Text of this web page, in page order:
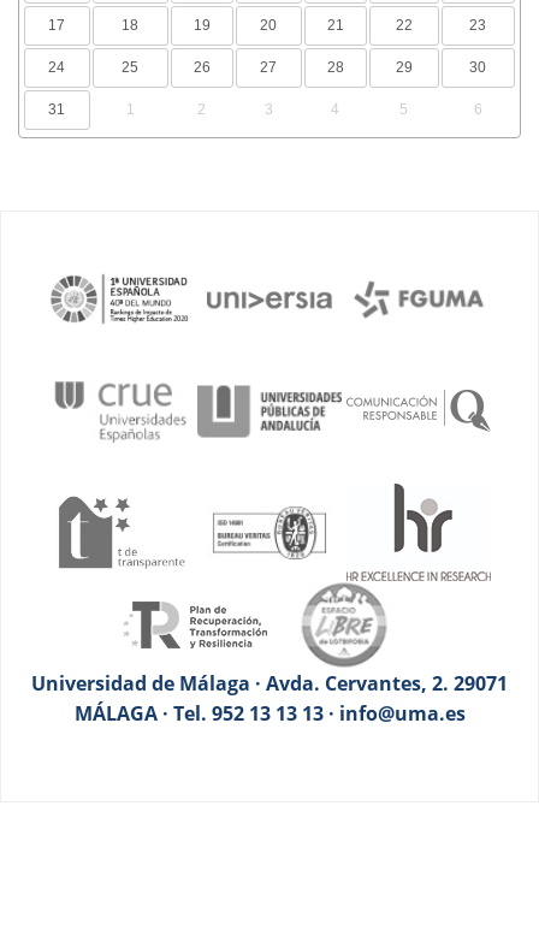
17 18 19 20 21 22 23
24 25 26 27 28 29 30
31 1 2 3 4 5 6
Universidad de Málaga · Avda. Cervantes, 2. 29071
MÁLAGA · Tel. 952 13 13 13 · info@uma.es